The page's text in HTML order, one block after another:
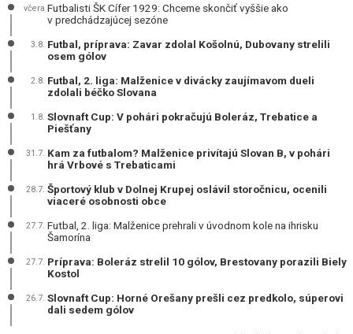
včera Futbalisti ŠK Cífer 1929: Chceme skončiť vyššie ako
v predchádzajúcej sezóne
3.8. Futbal, príprava: Zavar zdolal Košolnú, Dubovany strelili
osem gólov
2.8. Futbal, 2. liga: Malženice v divácky zaujímavom dueli
zdolali béčko Slovana
1.8. Slovnaft Cup: V pohári pokračujú Boleráz, Trebatice a
Piešťany
31.7. Kam za futbalom? Malženice privítajú Slovan B, v pohári
hrá Vrbové s Trebaticami
28.7. Športový klub v Dolnej Krupej oslávil storočnicu, ocenili
viaceré osobnosti obce
27.7. Futbal, 2. liga: Malženice prehrali v úvodnom kole na ihrisku
Šamorína
27.7. Príprava: Boleráz strelil 10 gólov, Brestovany porazili Biely
Kostol
26.7. Slovnaft Cup: Horné Orešany prešli cez predkolo, súperovi
dali sedem gólov